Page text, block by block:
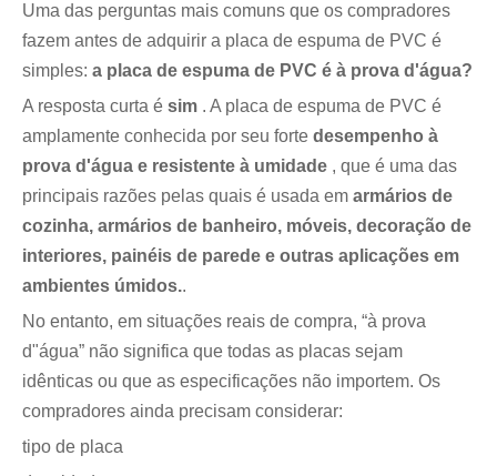
Uma das perguntas mais comuns que os compradores
fazem antes de adquirir a placa de espuma de PVC é
simples: a placa de espuma de PVC é à prova d'água?
A resposta curta é sim . A placa de espuma de PVC é
amplamente conhecida por seu forte desempenho à
prova d'água e resistente à umidade , que é uma das
principais razões pelas quais é usada em armários de
cozinha, armários de banheiro, móveis, decoração de
interiores, painéis de parede e outras aplicações em
ambientes úmidos..
No entanto, em situações reais de compra, “à prova
d"água” não significa que todas as placas sejam
idênticas ou que as especificações não importem. Os
compradores ainda precisam considerar:
tipo de placa